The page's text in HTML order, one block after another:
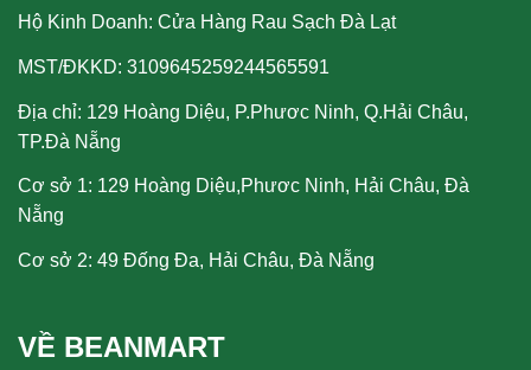
Hộ Kinh Doanh: Cửa Hàng Rau Sạch Đà Lạt
MST/ĐKKD: 3109645259244565591
Địa chỉ: 129 Hoàng Diệu, P.Phươc Ninh, Q.Hải Châu,
TP.Đà Nẵng
Cơ sở 1: 129 Hoàng Diệu,Phươc Ninh, Hải Châu, Đà
Nẵng
Cơ sở 2: 49 Đống Đa, Hải Châu, Đà Nẵng
VỀ BEANMART